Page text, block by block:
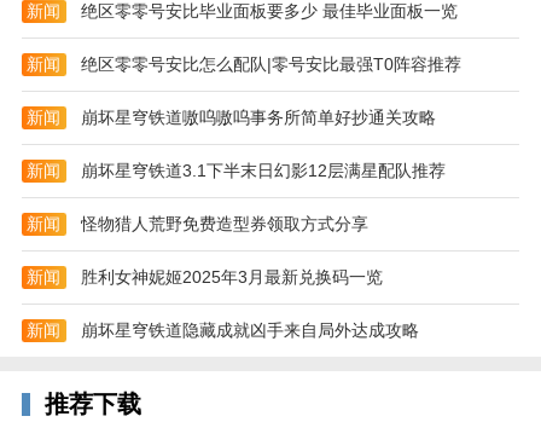
新闻 绝区零零号安比毕业面板要多少 最佳毕业面板一览
新闻 绝区零零号安比怎么配队|零号安比最强T0阵容推荐
新闻 崩坏星穹铁道嗷呜嗷呜事务所简单好抄通关攻略
新闻 崩坏星穹铁道3.1下半末日幻影12层满星配队推荐
新闻 怪物猎人荒野免费造型券领取方式分享
新闻 胜利女神妮姬2025年3月最新兑换码一览
新闻 崩坏星穹铁道隐藏成就凶手来自局外达成攻略
推荐下载